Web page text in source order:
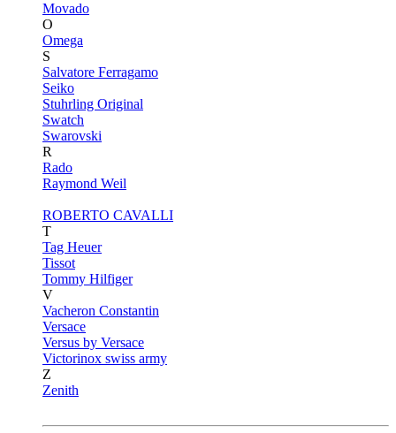
Movado
O
Omega
S
Salvatore Ferragamo
Seiko
Stuhrling Original
Swatch
Swarovski
R
Rado
Raymond Weil
ROBERTO CAVALLI
T
Tag Heuer
Tissot
Tommy Hilfiger
V
Vacheron Constantin
Versace
Versus by Versace
Victorinox swiss army
Z
Zenith